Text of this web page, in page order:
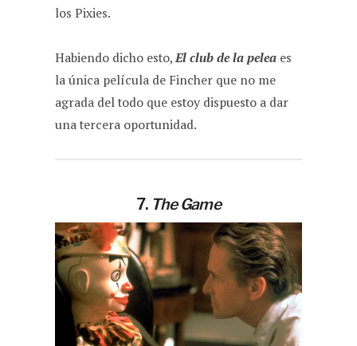
los Pixies.
Habiendo dicho esto,El club de la pelea es
la única película de Fincher que no me
agrada del todo que estoy dispuesto a dar
una tercera oportunidad.
7. The Game